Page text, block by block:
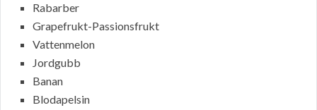
Rabarber
Grapefrukt-Passionsfrukt
Vattenmelon
Jordgubb
Banan
Blodapelsin